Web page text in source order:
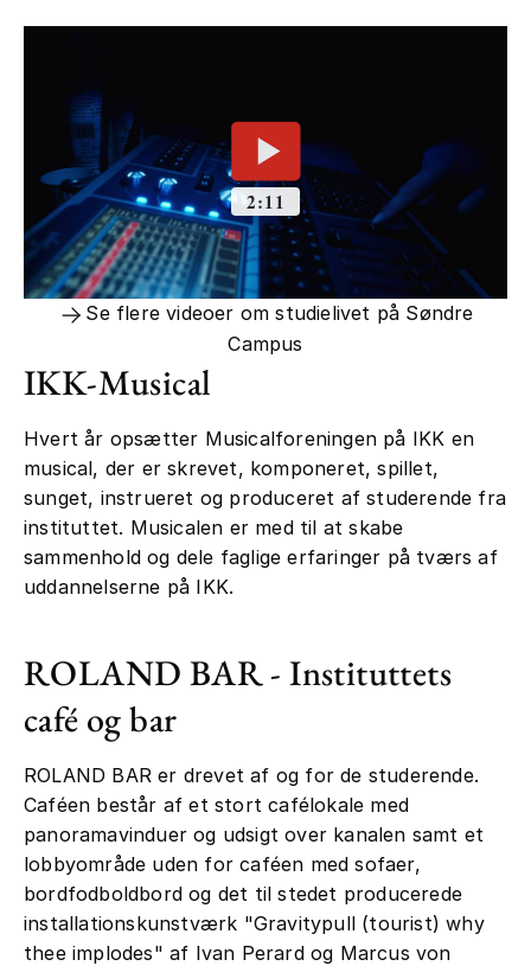
Se flere videoer om studielivet på Søndre
Campus
IKK-Musical
Hvert år opsætter Musicalforeningen på IKK en
musical, der er skrevet, komponeret, spillet,
sunget, instrueret og produceret af studerende fra
instituttet. Musicalen er med til at skabe
sammenhold og dele faglige erfaringer på tværs af
uddannelserne på IKK.
ROLAND BAR - Instituttets
café og bar
ROLAND BAR er drevet af og for de studerende.
Caféen består af et stort cafélokale med
panoramavinduer og udsigt over kanalen samt et
lobbyområde uden for caféen med sofaer,
bordfodboldbord og det til stedet producerede
installationskunstværk "Gravitypull (tourist) why
thee implodes" af Ivan Perard og Marcus von